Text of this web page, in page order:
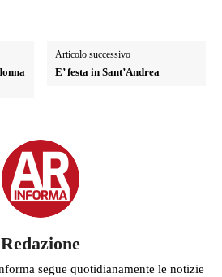
Articolo successivo
E’ festa in Sant’Andrea
Redazione
segue quotidianamente le notizie